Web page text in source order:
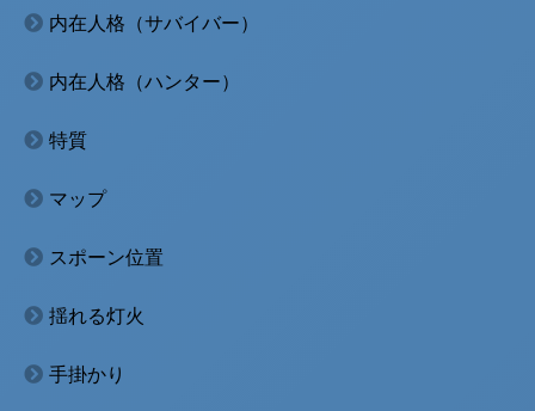
内在人格（サバイバー）
内在人格（ハンター）
特質
マップ
スポーン位置
揺れる灯火
手掛かり